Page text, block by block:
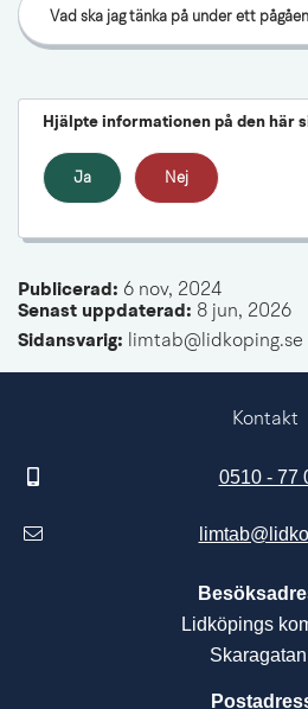
Vad ska jag tänka på under ett
Hjälpte informationen på den här
Ja Nej
Publicerad: 6 nov, 2024
Senast uppdaterad: 8 jun, 2026
Sidansvarig: limtab@lidkoping.se
Kontakt
0510 - 77
Lidköpings